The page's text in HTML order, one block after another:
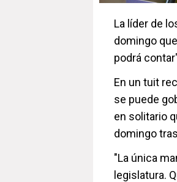
La líder de
domingo
podrá
En un tuit
se puede
en solitario
domingo
"La única
legislatura.